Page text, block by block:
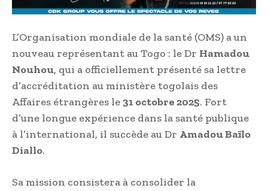
L’Organisation mondiale de la santé (OMS) a un
nouveau représentant au Togo : le Dr Hamadou
Nouhou, qui a officiellement présenté sa lettre
d’accréditation au ministère togolais des
Affaires étrangères le31 octobre 2025. Fort
d’une longue expérience dans la santé publique
à l’international, il succède au Dr Amadou Baïlo
Diallo.
Sa mission consistera à consolider la